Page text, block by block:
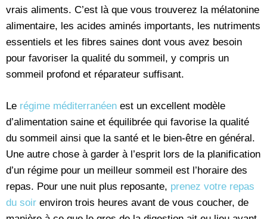
vrais aliments. C’est là que vous trouverez la mélatonine
alimentaire, les acides aminés importants, les nutriments
essentiels et les fibres saines dont vous avez besoin
pour favoriser la qualité du sommeil, y compris un
sommeil profond et réparateur suffisant.
Le régime méditerranéen est un excellent modèle
d’alimentation saine et équilibrée qui favorise la qualité
du sommeil ainsi que la santé et le bien-être en général.
Une autre chose à garder à l’esprit lors de la planification
d’un régime pour un meilleur sommeil est l’horaire des
repas. Pour une nuit plus reposante, prenez votre repas
du soir environ trois heures avant de vous coucher, de